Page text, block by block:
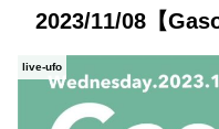
2023/11/08【
live-ufo